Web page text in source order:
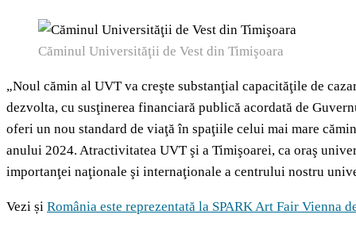
Căminul Universităţii de Vest din Timişoara
„Noul cămin al UVT va creşte substanţial capacităţile de
dezvolta, cu susţinerea financiară publică acordată de
oferi un nou standard de viaţă în spaţiile celui mai mare
anului 2024. Atractivitatea UVT şi a Timişoarei, ca oraş
importanţei naţionale şi internaţionale a centrului nostru
Vezi și România este reprezentată la SPARK Art Fair Vienna